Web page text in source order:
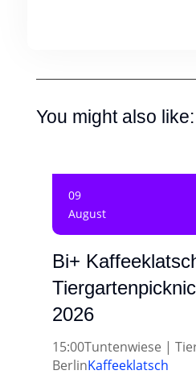
You might also like:
09
August
Bi+
2026
15:00Tuntenwiese |
BerlinKaffeeklatsch